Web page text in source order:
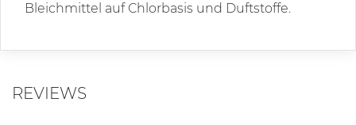
Bleichmittel auf Chlorbasis und Duftstoffe.
REVIEWS